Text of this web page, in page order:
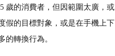
歲的消費者，但因範圍太廣，或
假的目標對象，或是在手機上下
轉換行為。